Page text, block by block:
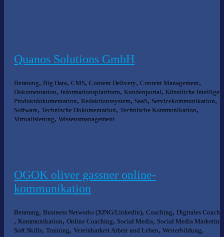
Quanos Solutions GmbH
Beratung, Big Data, CMS, Content Delivery, Content Management,
Dokumentation, Informationsplattform, Kundenportal, Künstliche
Produktdokumentation, Redaktionssystem, SaaS, Servicekommunikation,
Software, Technische Dokumentation, Technische Kommunikation,
Virtualisierung, Wissensmanagement
OGOK oliver gassner online-
kommunikation
Beratung, Business Networks (XING/Linkedin), Coaching, Digitales
, Kommunikation, Online Coaching, Social Media, Social Media Marketing
Soft Skills, Training, Vereinbarkeit Arbeit und Leben, Weiterbildung,